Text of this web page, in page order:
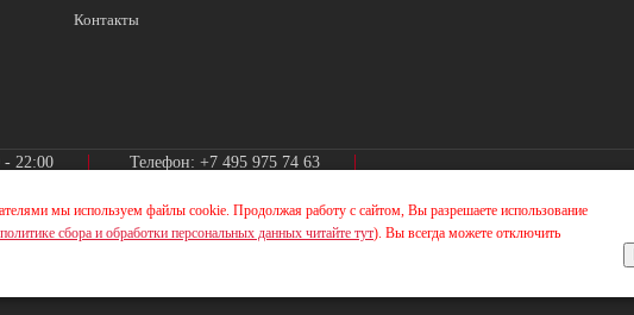
Контакты
- 22:00 Телефон: +7 495 975 74 63
мы используем файлы cookie. Продолжая работу с сайтом, Вы разрешаете использование
сбора и обработки персональных данных читайте тут). Вы всегда можете отключить